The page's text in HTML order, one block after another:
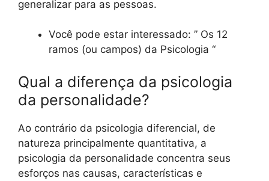
generalizar para as pessoas.
Você pode estar interessado: ” Os 12
ramos (ou campos) da Psicologia “
Qual a diferença da psicologia
da personalidade?
Ao contrário da psicologia diferencial, de
natureza principalmente quantitativa, a
psicologia da personalidade concentra seus
esforços nas causas, características e